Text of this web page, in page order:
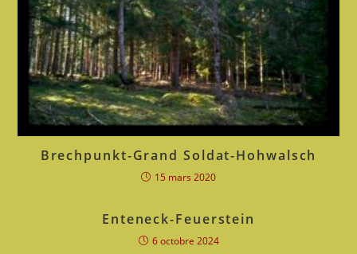
Brechpunkt-Grand Soldat-Hohwalsch
15 mars 2020
Enteneck-Feuerstein
6 octobre 2024